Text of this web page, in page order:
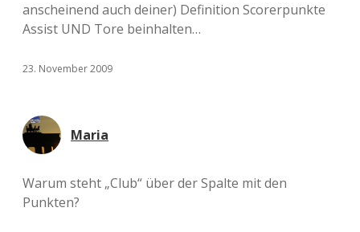
anscheinend auch deiner) Definition Scorerpunkte
Assist UND Tore beinhalten…
23. November 2009
Maria
Warum steht „Club“ über der Spalte mit den
Punkten?